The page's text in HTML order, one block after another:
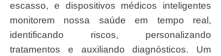
escasso, e dispositivos médicos inteligentes
monitorem nossa saúde em tempo real,
identificando riscos, personalizando
tratamentos e auxiliando diagnósticos. Um